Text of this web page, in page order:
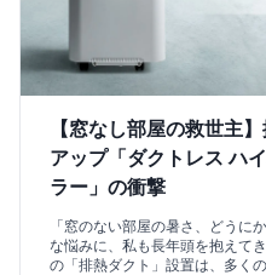
【窓なし部屋の救世主
アップ「ダクトレス ハ
ラー」の衝撃
「窓のない部屋の暑さ、どう
な悩みに、私も長年頭を抱えて
の「排熱ダクト」設置は、多く